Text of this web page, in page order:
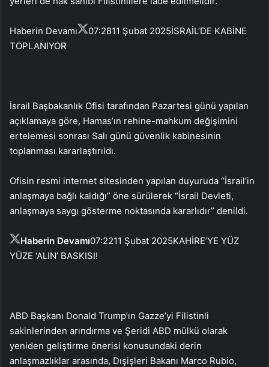
Haberin Devamı 07:2811 Şubat 2025İSRAİL’DE KABİNE
TOPLANIYOR
İsrail Başbakanlık Ofisi tarafından Pazartesi günü yapılan
açıklamaya göre, Hamas’ın rehine-mahkum değişimini
ertelemesi sonrası Salı günü güvenlik kabinesinin
toplanması kararlaştırıldı.
Ofisin resmi internet sitesinden yapılan duyuruda “İsrail’in
anlaşmaya bağlı kaldığı” öne sürülerek “İsrail Devleti,
anlaşmaya saygı gösterme noktasında kararlıdır” denildi.
Haberin Devamı07:2211 Şubat 2025KAHİRE’YE YÜZ
YÜZE ‘ALIN’ BASKISI!
ABD Başkanı Donald Trump’ın Gazze’yi Filistinli
sakinlerinden arındırma ve Şeridi ABD mülkü olarak
yeniden geliştirme önerisi konusundaki derin
anlaşmazlıklar arasında, Dışişleri Bakanı Marco Rubio,